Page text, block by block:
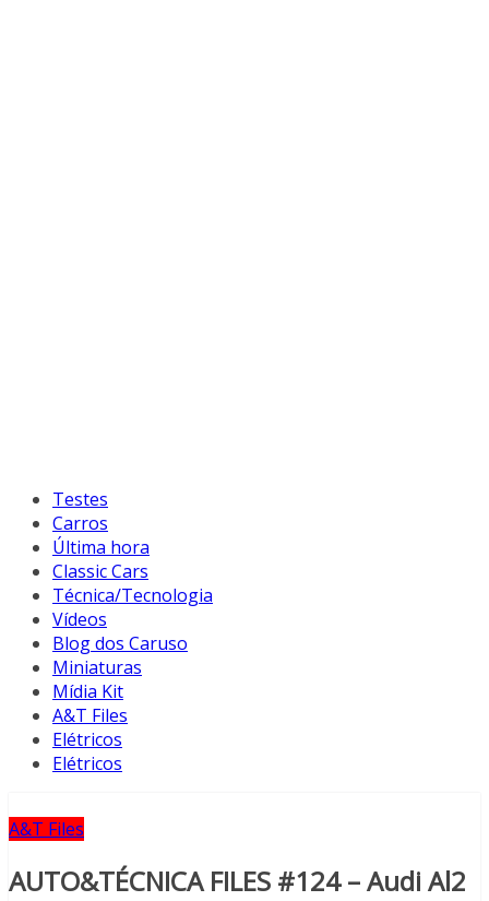
Testes
Carros
Última hora
Classic Cars
Técnica/Tecnologia
Vídeos
Blog dos Caruso
Miniaturas
Mídia Kit
A&T Files
Elétricos
Elétricos
A&T Files
AUTO&TÉCNICA FILES #124 – Audi Al2